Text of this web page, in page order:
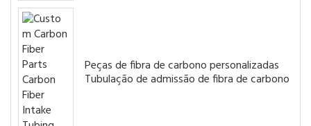
Peças de fibra de carbono personalizadas
Tubulação de admissão de fibra de carbono